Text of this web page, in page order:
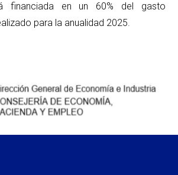
financiada en un 60% del gasto
para la anualidad 2025.